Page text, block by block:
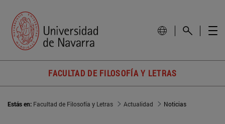
FACULTAD DE FILOSOFÍA Y LETRAS
Estás en: Facultad de Filosofía y Letras Actualidad Noticias